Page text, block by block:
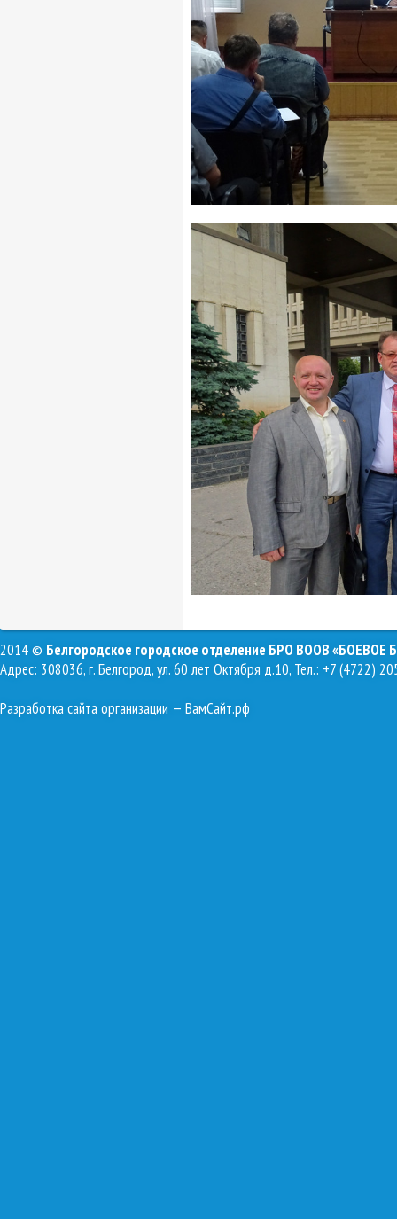
2014 © Белгородское городское отделение БРО ВООВ «БОЕВОЕ
Адрес: 308036, г. Белгород, ул. 60 лет Октября д.10, Тел.: +7 (4722)
Разработка сайта организации — ВамСайт.рф